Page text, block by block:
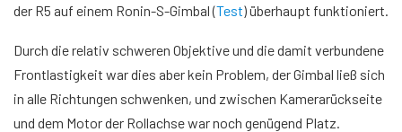
der R5 auf einem Ronin-S-Gimbal (Test) überhaupt funktioniert.
Durch die relativ schweren Objektive und die damit verbundene
Frontlastigkeit war dies aber kein Problem, der Gimbal ließ sich
in alle Richtungen schwenken, und zwischen Kamerarückseite
und dem Motor der Rollachse war noch genügend Platz.